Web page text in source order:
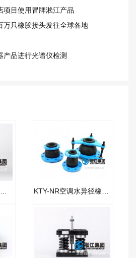
项目使用冒牌淞江产品
万只橡胶接头发往全球各地
产品进行光谱仪检测
BGF型全不锈钢波纹膨胀节 KTY-NR空调水异径橡胶接头